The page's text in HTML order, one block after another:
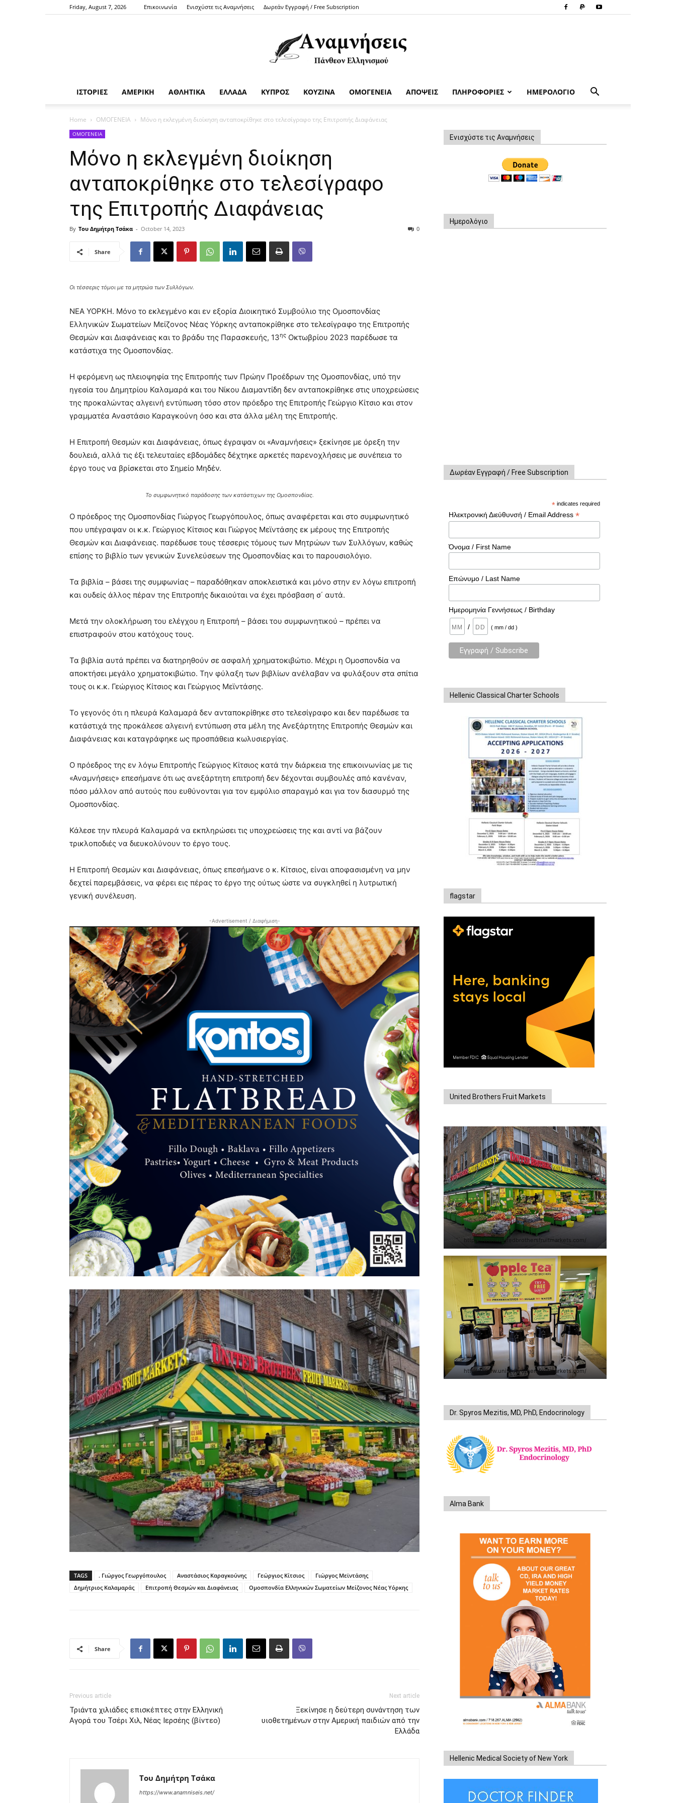
Friday, August 7, 2026 Επικοινωνία Ενισχύστε τις Αναμνήσεις Δωρεάν Εγγραφή / Free Subscription
ΙΣΤΟΡΙΕΣ ΑΜΕΡΙΚΗ ΑΘΛΗΤΙΚΑ ΕΛΛΑΔΑ ΚΥΠΡΟΣ ΚΟΥΖΙΝΑ ΟΜΟΓΕΝΕΙΑ ΑΠΟΨΕΙΣ ΠΛΗΡΟΦΟΡΙΕΣ ΗΜΕΡΟΛΟΓΙΟ
Home ΟΜΟΓΕΝΕΙΑ Μόνο η εκλεγμένη διοίκηση ανταποκρίθηκε στο τελεσίγραφο της Επιτροπής Διαφάνειας
ΟΜΟΓΕΝΕΙΑ
Μόνο η εκλεγμένη διοίκηση
ανταποκρίθηκε στο τελεσίγραφο
της Επιτροπής Διαφάνειας
By Του Δημήτρη Τσάκα - October 14, 2023 0
Share
Οι τέσσερις τόμοι με τα μητρώα των Συλλόγων.
ΝΕΑ ΥΟΡΚΗ. Μόνο το εκλεγμένο και εν εξορία Διοικητικό Συμβούλιο της Ομοσπονδίας
Ελληνικών Σωματείων Μείζονος Νέας Υόρκης ανταποκρίθηκε στο τελεσίγραφο της Επιτροπής
Θεσμών και Διαφάνειας και το βράδυ της Παρασκευής, 13ης Οκτωβρίου 2023 παρέδωσε τα
κατάστιχα της Ομοσπονδίας.
Η φερόμενη ως πλειοψηφία της Επιτροπής των Πρώην Προέδρων της Ομοσπονδίας, υπό την
ηγεσία του Δημητρίου Καλαμαρά και του Νίκου Διαμαντίδη δεν ανταποκρίθηκε στις υποχρεώσεις
της προκαλώντας αλγεινή εντύπωση τόσο στον πρόεδρο της Επιτροπής Γεώργιο Κίτσιο και στον
γραμματέα Αναστάσιο Καραγκούνη όσο και στα άλλα μέλη της Επιτροπής.
Η Επιτροπή Θεσμών και Διαφάνειας, όπως έγραψαν οι «Αναμνήσεις» ξεκίνησε με όρεξη την
δουλειά, αλλά τις έξι τελευταίες εβδομάδες δέχτηκε αρκετές παρενοχλήσεις με συνέπεια το
έργο τους να βρίσκεται στο Σημείο Μηδέν.
Το συμφωνητικό παράδοσης των κατάστιχων της Ομοσπονδίας.
Ο πρόεδρος της Ομοσπονδίας Γιώργος Γεωργόπουλος, όπως αναφέρεται και στο συμφωνητικό
που υπέγραψαν οι κ.κ. Γεώργιος Κίτσιος και Γιώργος Μεϊντάσης εκ μέρους της Επιτροπής
Θεσμών και Διαφάνειας. παρέδωσε τους τέσσερις τόμους των Μητρώων των Συλλόγων, καθώς
επίσης το βιβλίο των γενικών Συνελεύσεων της Ομοσπονδίας και το παρουσιολόγιο.
Τα βιβλία – βάσει της συμφωνίας – παραδόθηκαν αποκλειστικά και μόνο στην εν λόγω επιτροπή
και ουδείς άλλος πέραν της Επιτροπής δικαιούται να έχει πρόσβαση σ΄ αυτά.
Μετά την ολοκλήρωση του ελέγχου η Επιτροπή – βάσει του συμφωνητικού – πρέπει να
επιστραφούν στου κατόχους τους.
Τα βιβλία αυτά πρέπει να διατηρηθούν σε ασφαλή χρηματοκιβώτιο. Μέχρι η Ομοσπονδία να
αποκτήσει μεγάλο χρηματοκιβώτιο. Την φύλαξη των βιβλίων ανέλαβαν να φυλάξουν στα σπίτια
τους οι κ.κ. Γεώργιος Κίτσιος και Γεώργιος Μεϊντάσης.
Το γεγονός ότι η πλευρά Καλαμαρά δεν ανταποκρίθηκε στο τελεσίγραφο και δεν παρέδωσε τα
κατάστιχά της προκάλεσε αλγεινή εντύπωση στα μέλη της Ανεξάρτητης Επιτροπής Θεσμών και
Διαφάνειας και καταγράφηκε ως προσπάθεια κωλυσιεργίας.
Ο πρόεδρος της εν λόγω Επιτροπής Γεώργιος Κίτσιος κατά την διάρκεια της επικοινωνίας με τις
«Αναμνήσεις» επεσήμανε ότι ως ανεξάρτητη επιτροπή δεν δέχονται συμβουλές από κανέναν,
πόσο μάλλον από αυτούς που ευθύνονται για τον εμφύλιο σπαραγμό και για τον διασυρμό της
Ομοσπονδίας.
Κάλεσε την πλευρά Καλαμαρά να εκπληρώσει τις υποχρεώσεις της και αντί να βάζουν
τρικλοποδιές να διευκολύνουν το έργο τους.
Η Επιτροπή Θεσμών και Διαφάνειας, όπως επεσήμανε ο κ. Κίτσιος, είναι αποφασισμένη να μην
δεχτεί παρεμβάσεις, να φέρει εις πέρας το έργο της ούτως ώστε να συγκληθεί η λυτρωτική
γενική συνέλευση.
-Advertisement / Διαφήμιση-
TAGS . Γιώργος Γεωργόπουλος Αναστάσιος Καραγκούνης Γεώργιος Κίτσιος
Γιώργος Μεϊντάσης
Δημήτριος Καλαμαράς
Επιτροπή Θεσμών και Διαφάνειας Ομοσπονδία Ελληνικών Σωματείων Μείζονος Νέας Υόρκης
Share
Previous article
Τριάντα χιλιάδες επισκέπτες στην Ελληνική
Αγορά του Τσέρι Χιλ, Νέας Ιερσέης (βίντεο)
Next article
Ξεκίνησε η δεύτερη συνάντηση των
υιοθετημένων στην Αμερική παιδιών από την
Ελλάδα
Του Δημήτρη Τσάκα
https://www.anamniseis.net/
Ενισχύστε τις Αναμνήσεις
Ημερολόγιο
Δωρέαν Εγγραφή / Free Subscription
* indicates required
Ηλεκτρονική Διεύθυνσή / Email Address *
Όνομα / First Name
Επώνυμο / Last Name
Ημερομηνία Γεννήσεως / Birthday
/ ( mm / dd )
Hellenic Classical Charter Schools
flagstar
United Brothers Fruit Markets
https://www.unitedbrothersfruitmarkets.com/
https://www.unitedbrothersfruitmarkets.com/
Dr. Spyros Mezitis, MD, PhD, Endocrinology
Alma Bank
Hellenic Medical Society of New York